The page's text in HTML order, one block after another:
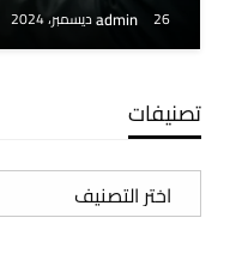
admin 26 ديسمبر، 2024
تصنيفات
تصنيفات